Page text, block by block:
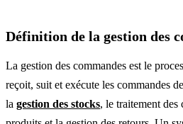
Définition de la gestion des
La gestion des commandes est le
reçoit, suit et exécute les commandes
la gestion des stocks, le traitement des